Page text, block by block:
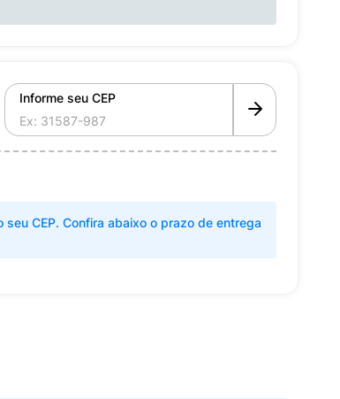
Informe seu CEP
CEP. Confira abaixo o prazo de entrega